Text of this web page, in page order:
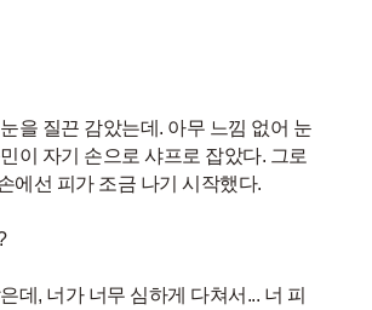
을 질끈 감았는데. 아무 느낌 없어 눈
이 자기 손으로 샤프로 잡았다. 그로
에선 피가 조금 나기 시작했다.
데, 너가 너무 심하게 다쳐서... 너 피